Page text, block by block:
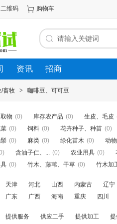
二维码 购物车
资讯 招商
/畜牧 > 咖啡豆、可可豆
物 (0) 库存农产品 (0) 生皮、毛皮
(0) 饲料 (0) 花卉种子、种苗 (0)
(0) 麻类 (0) 绿化苗木 (0)
动
含油子仁、... (0) 农业用具 (0)
(0) 竹木、藤苇、干草 (0) 竹木加
天津 河北 山西 内蒙古
辽宁
广东 广西 海南 重庆 四川
提供服务 供应二手 提供加工